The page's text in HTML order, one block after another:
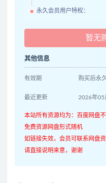
永久会员用户特权：
暂无
其他信息
有效期 购买后永
最近更新 2026年05
本站所有资源均为：百度网盘
免费资源网盘形式随机
如链接失效，会员可联系网盘
请直接说明来意，谢谢